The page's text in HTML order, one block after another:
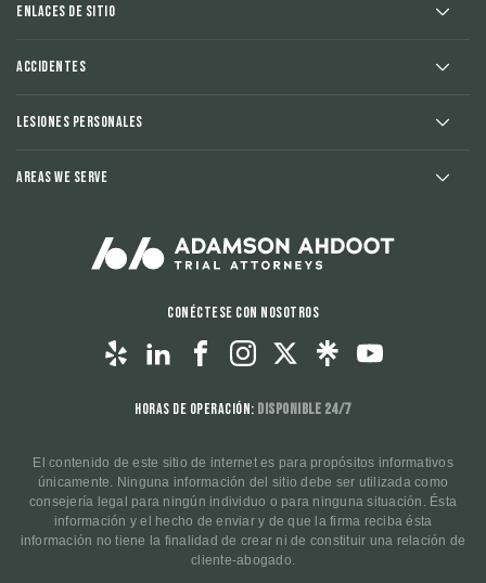
Enlaces de sitio
Accidentes
Lesiones Personales
Areas We Serve
Conéctese con nosotros
Horas de operación: Disponible 24/7
El contenido de este sitio de internet es para propósitos informativos
únicamente. Ninguna información del sitio debe ser utilizada como
consejería legal para ningún individuo o para ninguna situación. Ésta
información y el hecho de enviar y de que la firma reciba ésta
información no tiene la finalidad de crear ni de constituir una relación de
cliente-abogado.